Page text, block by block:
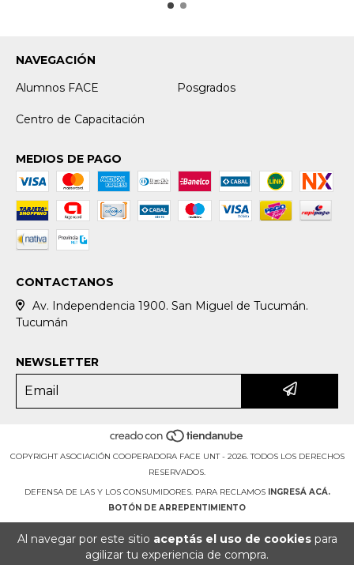
Al navegar por este sitio aceptás el uso de cookiespara
agilizar tu experiencia de compra.
NAVEGACIÓN
Alumnos FACE
Posgrados
Centro de Capacitación
MEDIOS DE PAGO
CONTACTANOS
Av. Independencia 1900. San Miguel de Tucumán.
Tucumán
NEWSLETTER
COPYRIGHT ASOCIACIÓN COOPERADORA FACE UNT - 2026. TODOS LOS DERECHOS
RESERVADOS.
DEFENSA DE LAS Y LOS CONSUMIDORES. PARA RECLAMOS
INGRESÁ ACÁ.
BOTÓN DE ARREPENTIMIENTO